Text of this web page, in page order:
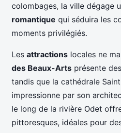
colombages, la ville dégage
romantique qui séduira les
moments privilégiés.
Les attractions locales ne
des Beaux-Arts présente
tandis que la cathédrale
impressionne par son
le long de la rivière Odet
pittoresques, idéales pour